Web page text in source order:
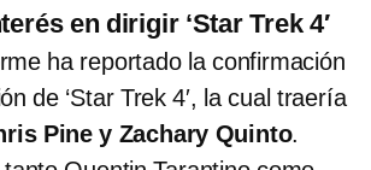
en dirigir ‘Star Trek 4′
ha reportado la confirmación
de ‘Star Trek 4′, la cual traería
Pine y Zachary Quinto.